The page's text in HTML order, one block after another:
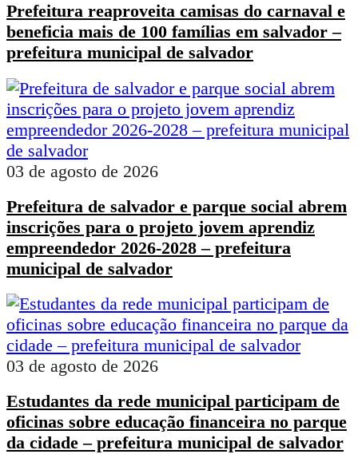
Prefeitura reaproveita camisas do carnaval e
beneficia mais de 100 famílias em salvador –
prefeitura municipal de salvador
03 de agosto de 2026
Prefeitura de salvador e parque social abrem
inscrições para o projeto jovem aprendiz
empreendedor 2026-2028 – prefeitura
municipal de salvador
03 de agosto de 2026
Estudantes da rede municipal participam de
oficinas sobre educação financeira no parque
da cidade – prefeitura municipal de salvador